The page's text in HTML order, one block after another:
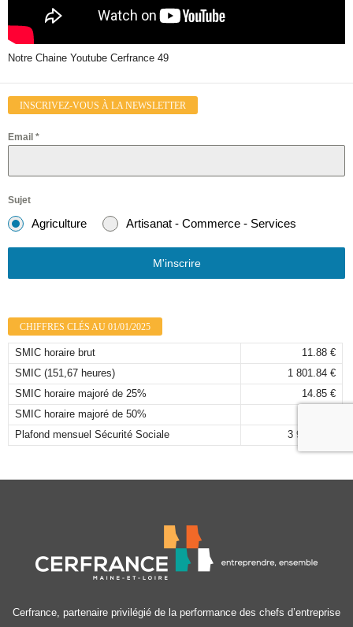
Notre Chaine Youtube Cerfrance 49
INSCRIVEZ-VOUS À LA NEWSLETTER
Email *
Sujet
Agriculture Artisanat - Commerce - Services
M'inscrire
CHIFFRES CLÉS AU 01/01/2025
SMIC horaire brut
11.88 €
SMIC (151,67 heures)
1 801.84 €
SMIC horaire majoré de 25%
14.85 €
SMIC horaire majoré de 50%
Plafond mensuel Sécurité Sociale
3 925,00 €
Cerfrance, partenaire privilégié de la performance des chefs d’entreprise